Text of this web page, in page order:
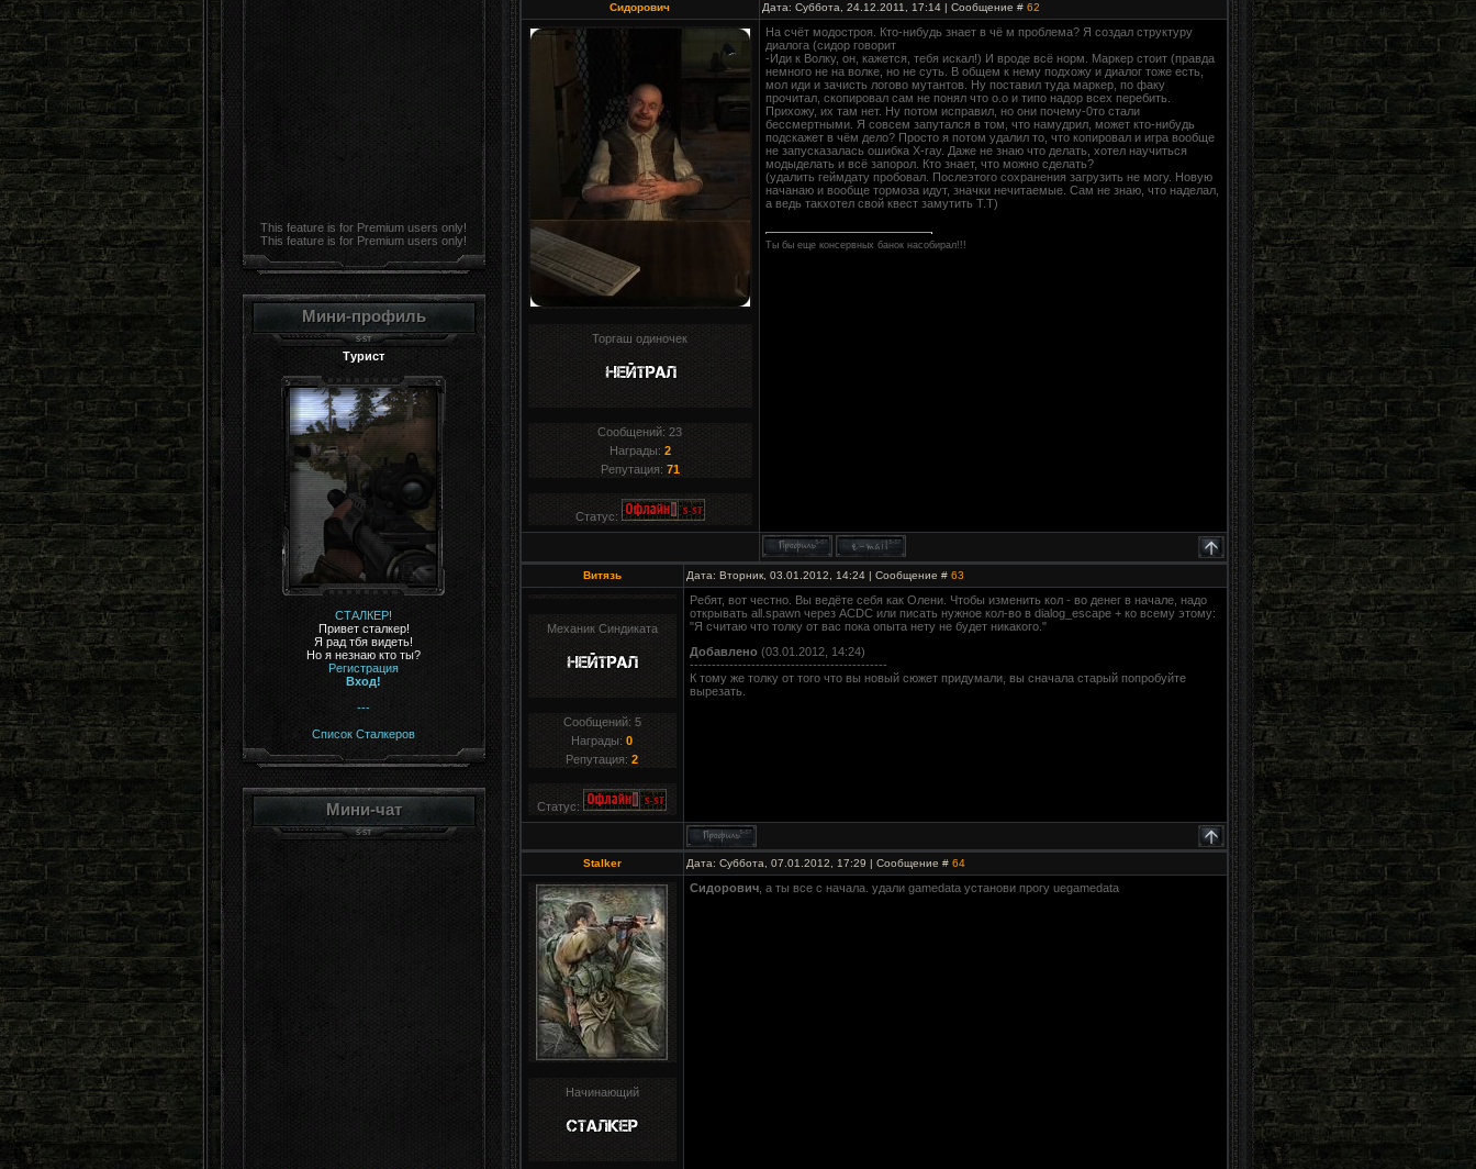
This feature is for Premium users only!
This feature is for Premium users only!
Мини-профиль
Турист
СТАЛКЕР!
Привет сталкер!
Я рад тбя видеть!
Но я незнаю кто ты?
Регистрация
Вход!
---
Список Сталкеров
Мини-чат
Сидорович Дата: Суббота, 24.12.2011, 17:14 | Сообщение # 62
Торгаш одиночек
Сообщений: 23
Награды: 2
Репутация: 71
Статус:
На счёт модостроя. Кто-нибудь знает в чё м проблема? Я создал структуру
диалога (сидор говорит
-Иди к Волку, он, кажется, тебя искал!) И вроде всё норм. Маркер стоит (правда
немного не на волке, но не суть. В общем к нему подхожу и диалог тоже есть,
мол иди и зачисть логово мутантов. Ну поставил туда маркер, по факу
прочитал, скопировал сам не понял что о.о и типо надор всех перебить.
Прихожу, их там нет. Ну потом исправил, но они почему-0то стали
бессмертными. Я совсем запутался в том, что намудрил, может кто-нибудь
подскажет в чём дело? Просто я потом удалил то, что копировал и игра вообще
не запусказалась ошибка X-ray. Даже не знаю что делать, хотел научиться
модыделать и всё запорол. Кто знает, что можно сделать?
(удалить геймдату пробовал. Послеэтого сохранения загрузить не могу. Новую
начанаю и вообще тормоза идут, значки нечитаемые. Сам не знаю, что наделал,
а ведь такхотел свой квест замутить Т.Т)
Ты бы еще консервных банок насобирал!!!
Витязь Дата: Вторник, 03.01.2012, 14:24 | Сообщение # 63
Механик Синдиката
Сообщений: 5
Награды: 0
Репутация: 2
Статус:
Ребят, вот честно. Вы ведёте себя как Олени. Чтобы изменить кол - во денег в начале, надо
открывать all.spawn через ACDC или писать нужное кол-во в dialog_escape + ко всему этому:
"Я считаю что толку от вас пока опыта нету не будет никакого."
Добавлено(03.01.2012, 14:24)
---------------------------------------------
К тому же толку от того что вы новый сюжет придумали, вы сначала старый попробуйте
вырезать.
Stalker Дата: Суббота, 07.01.2012, 17:29 | Сообщение # 64
Начинающий
Сидорович, а ты все с начала. удали gamedata установи прогу uegamedata